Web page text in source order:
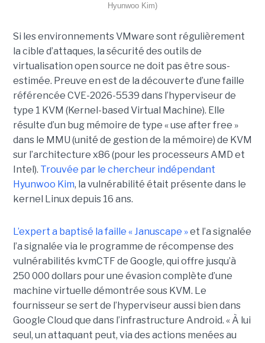
Hyunwoo Kim)
Si les environnements VMware sont régulièrement
la cible d’attaques, la sécurité des outils de
virtualisation open source ne doit pas être sous-
estimée. Preuve en est de la découverte d’une faille
référencée CVE-2026-5539 dans l’hyperviseur de
type 1 KVM (Kernel-based Virtual Machine). Elle
résulte d’un bug mémoire de type « use after free »
dans le MMU (unité de gestion de la mémoire) de KVM
sur l’architecture x86 (pour les processeurs AMD et
Intel). Trouvée par le chercheur indépendant
Hyunwoo Kim, la vulnérabilité était présente dans le
kernel Linux depuis 16 ans.
L’expert a baptisé la faille « Januscape »et l’a signalée
l’a signalée via le programme de récompense des
vulnérabilités kvmCTF de Google, qui offre jusqu’à
250 000 dollars pour une évasion complète d’une
machine virtuelle démontrée sous KVM. Le
fournisseur se sert de l’hyperviseur aussi bien dans
Google Cloud que dans l’infrastructure Android. « À lui
seul, un attaquant peut, via des actions menées au